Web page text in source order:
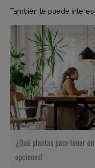
También te puede
¿Qué plantas para tener
opciones!